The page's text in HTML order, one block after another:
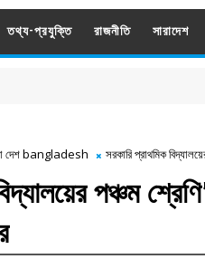
তথ্য-প্রযুক্তি রাজনীতি সারাদেশ
দেশ bangladesh সরকারি প্রাথমিক
পঞ্চম